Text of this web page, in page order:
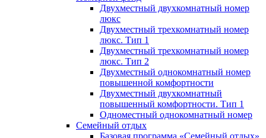
Двухместный двухкомнатный номер
люкс
Двухместный трехкомнатный номер
люкс. Тип 1
Двухместный трехкомнатный номер
люкс. Тип 2
Двухместный однокомнатный номер
повышенной комфортности
Двухместный двухкомнатный
повышенный комфортности. Тип 1
Одноместный однокомнатный номер
Семейный отдых
Базовая программа «Семейный отдых»